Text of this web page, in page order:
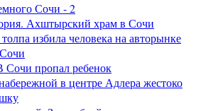
Сочи - 2
Ахштырский храм в Сочи
избила человека на авторынке
пропал ребенок
в центре Адлера жестоко